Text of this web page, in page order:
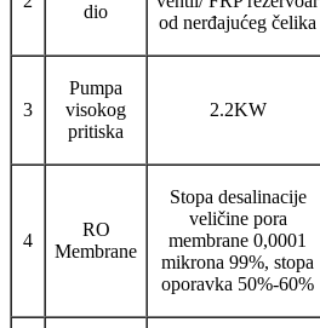
dio
od nerđajućeg čelika
3
Pumpa
visokog
pritiska
2.2KW
4
RO
Membrane
Stopa desalinacije
veličine pora
membrane 0,0001
mikrona 99%, stopa
oporavka 50%-60%